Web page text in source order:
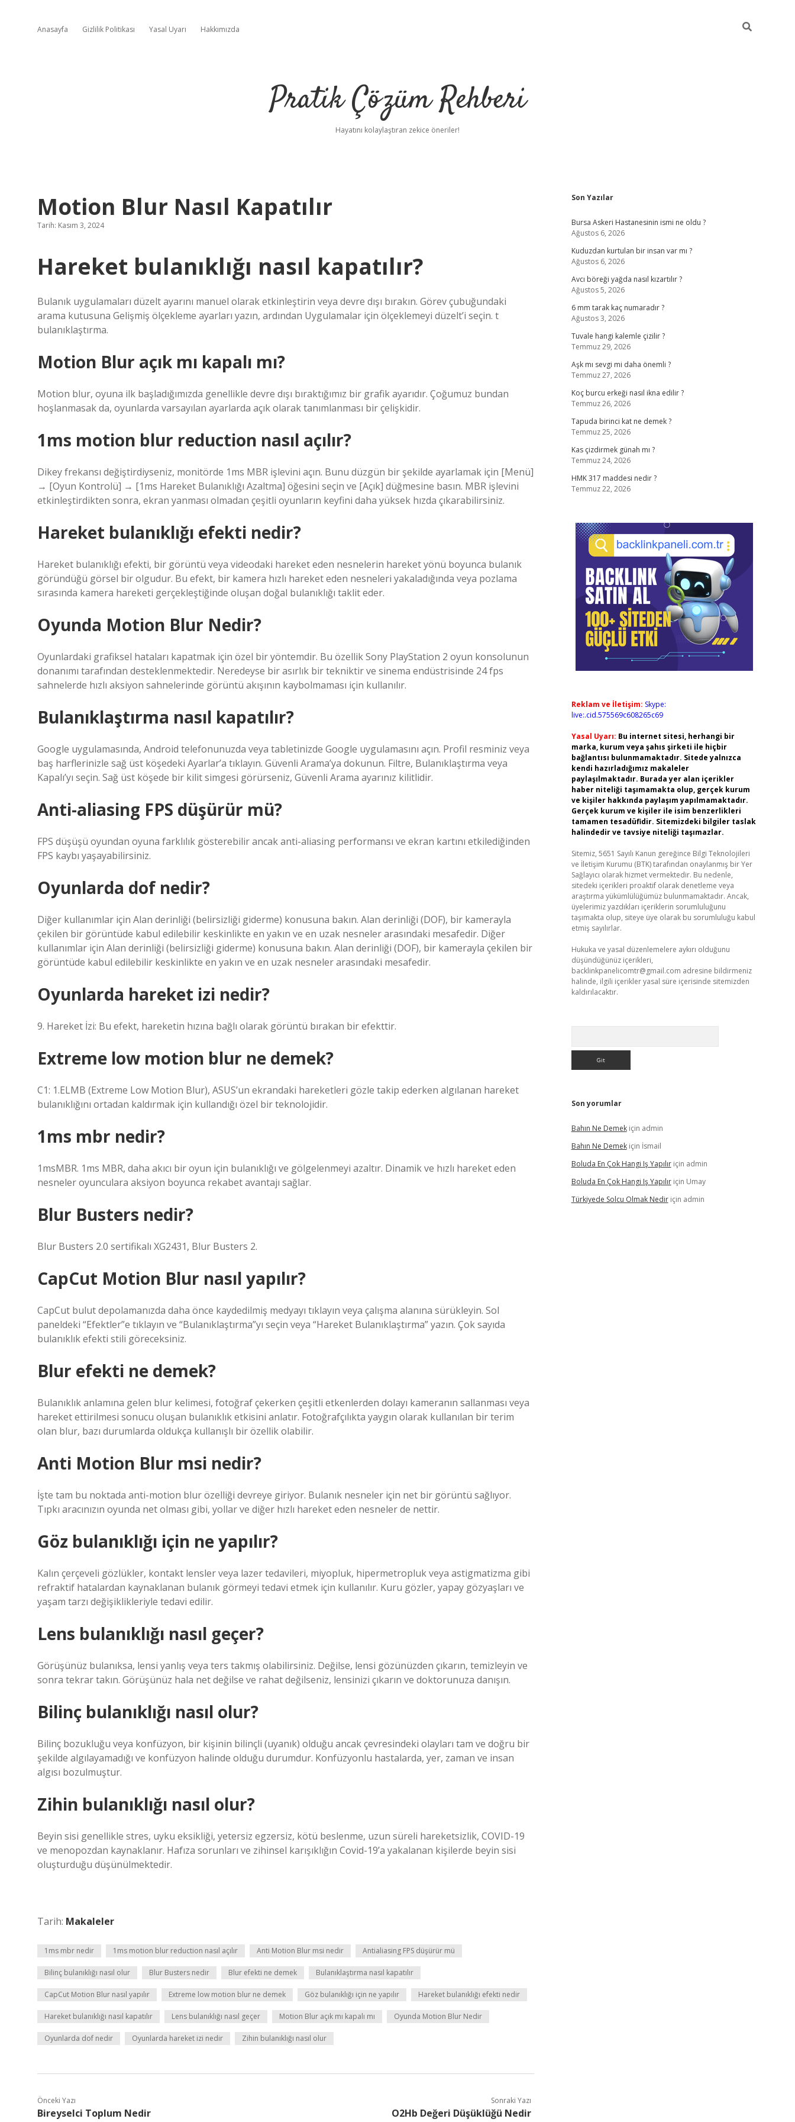
Anasayfa Gizlilik Politikası Yasal Uyarı Hakkımızda
Pratik Çözüm Rehberi
Hayatını kolaylaştıran zekice öneriler!
Motion Blur Nasıl Kapatılır
Tarih: Kasım 3, 2024
Hareket bulanıklığı nasıl kapatılır?
Bulanık uygulamaları düzelt ayarını manuel olarak etkinleştirin veya devre dışı bırakın. Görev çubuğundaki
arama kutusuna Gelişmiş ölçekleme ayarları yazın, ardından Uygulamalar için ölçeklemeyi düzelt’i seçin. t
bulanıklaştırma.
Motion Blur açık mı kapalı mı?
Motion blur, oyuna ilk başladığımızda genellikle devre dışı bıraktığımız bir grafik ayarıdır. Çoğumuz bundan
hoşlanmasak da, oyunlarda varsayılan ayarlarda açık olarak tanımlanması bir çelişkidir.
1ms motion blur reduction nasıl açılır?
Dikey frekansı değiştirdiyseniz, monitörde 1ms MBR işlevini açın. Bunu düzgün bir şekilde ayarlamak için [Menü]
→ [Oyun Kontrolü] → [1ms Hareket Bulanıklığı Azaltma] öğesini seçin ve [Açık] düğmesine basın. MBR işlevini
etkinleştirdikten sonra, ekran yanması olmadan çeşitli oyunların keyfini daha yüksek hızda çıkarabilirsiniz.
Hareket bulanıklığı efekti nedir?
Hareket bulanıklığı efekti, bir görüntü veya videodaki hareket eden nesnelerin hareket yönü boyunca bulanık
göründüğü görsel bir olgudur. Bu efekt, bir kamera hızlı hareket eden nesneleri yakaladığında veya pozlama
sırasında kamera hareketi gerçekleştiğinde oluşan doğal bulanıklığı taklit eder.
Oyunda Motion Blur Nedir?
Oyunlardaki grafiksel hataları kapatmak için özel bir yöntemdir. Bu özellik Sony PlayStation 2 oyun konsolunun
donanımı tarafından desteklenmektedir. Neredeyse bir asırlık bir tekniktir ve sinema endüstrisinde 24 fps
sahnelerde hızlı aksiyon sahnelerinde görüntü akışının kaybolmaması için kullanılır.
Bulanıklaştırma nasıl kapatılır?
Google uygulamasında, Android telefonunuzda veya tabletinizde Google uygulamasını açın. Profil resminiz veya
baş harflerinizle sağ üst köşedeki Ayarlar’a tıklayın. Güvenli Arama’ya dokunun. Filtre, Bulanıklaştırma veya
Kapalı’yı seçin. Sağ üst köşede bir kilit simgesi görürseniz, Güvenli Arama ayarınız kilitlidir.
Anti-aliasing FPS düşürür mü?
FPS düşüşü oyundan oyuna farklılık gösterebilir ancak anti-aliasing performansı ve ekran kartını etkilediğinden
FPS kaybı yaşayabilirsiniz.
Oyunlarda dof nedir?
Diğer kullanımlar için Alan derinliği (belirsizliği giderme) konusuna bakın. Alan derinliği (DOF), bir kamerayla
çekilen bir görüntüde kabul edilebilir keskinlikte en yakın ve en uzak nesneler arasındaki mesafedir. Diğer
kullanımlar için Alan derinliği (belirsizliği giderme) konusuna bakın. Alan derinliği (DOF), bir kamerayla çekilen bir
görüntüde kabul edilebilir keskinlikte en yakın ve en uzak nesneler arasındaki mesafedir.
Oyunlarda hareket izi nedir?
9. Hareket İzi: Bu efekt, hareketin hızına bağlı olarak görüntü bırakan bir efekttir.
Extreme low motion blur ne demek?
C1: 1.ELMB (Extreme Low Motion Blur), ASUS’un ekrandaki hareketleri gözle takip ederken algılanan hareket
bulanıklığını ortadan kaldırmak için kullandığı özel bir teknolojidir.
1ms mbr nedir?
1msMBR. 1ms MBR, daha akıcı bir oyun için bulanıklığı ve gölgelenmeyi azaltır. Dinamik ve hızlı hareket eden
nesneler oyunculara aksiyon boyunca rekabet avantajı sağlar.
Blur Busters nedir?
Blur Busters 2.0 sertifikalı XG2431, Blur Busters 2.
CapCut Motion Blur nasıl yapılır?
CapCut bulut depolamanızda daha önce kaydedilmiş medyayı tıklayın veya çalışma alanına sürükleyin. Sol
paneldeki “Efektler”e tıklayın ve “Bulanıklaştırma”yı seçin veya “Hareket Bulanıklaştırma” yazın. Çok sayıda
bulanıklık efekti stili göreceksiniz.
Blur efekti ne demek?
Bulanıklık anlamına gelen blur kelimesi, fotoğraf çekerken çeşitli etkenlerden dolayı kameranın sallanması veya
hareket ettirilmesi sonucu oluşan bulanıklık etkisini anlatır. Fotoğrafçılıkta yaygın olarak kullanılan bir terim
olan blur, bazı durumlarda oldukça kullanışlı bir özellik olabilir.
Anti Motion Blur msi nedir?
İşte tam bu noktada anti-motion blur özelliği devreye giriyor. Bulanık nesneler için net bir görüntü sağlıyor.
Tıpkı aracınızın oyunda net olması gibi, yollar ve diğer hızlı hareket eden nesneler de nettir.
Göz bulanıklığı için ne yapılır?
Kalın çerçeveli gözlükler, kontakt lensler veya lazer tedavileri, miyopluk, hipermetropluk veya astigmatizma gibi
refraktif hatalardan kaynaklanan bulanık görmeyi tedavi etmek için kullanılır. Kuru gözler, yapay gözyaşları ve
yaşam tarzı değişiklikleriyle tedavi edilir.
Lens bulanıklığı nasıl geçer?
Görüşünüz bulanıksa, lensi yanlış veya ters takmış olabilirsiniz. Değilse, lensi gözünüzden çıkarın, temizleyin ve
sonra tekrar takın. Görüşünüz hala net değilse ve rahat değilseniz, lensinizi çıkarın ve doktorunuza danışın.
Bilinç bulanıklığı nasıl olur?
Bilinç bozukluğu veya konfüzyon, bir kişinin bilinçli (uyanık) olduğu ancak çevresindeki olayları tam ve doğru bir
şekilde algılayamadığı ve konfüzyon halinde olduğu durumdur. Konfüzyonlu hastalarda, yer, zaman ve insan
algısı bozulmuştur.
Zihin bulanıklığı nasıl olur?
Beyin sisi genellikle stres, uyku eksikliği, yetersiz egzersiz, kötü beslenme, uzun süreli hareketsizlik, COVID-19
ve menopozdan kaynaklanır. Hafıza sorunları ve zihinsel karışıklığın Covid-19’a yakalanan kişilerde beyin sisi
oluşturduğu düşünülmektedir.
Tarih: Makaleler
1ms mbr nedir 1ms motion blur reduction nasıl açılır Anti Motion Blur msi nedir Antialiasing FPS düşürür mü
Bilinç bulanıklığı nasıl olur Blur Busters nedir Blur efekti ne demek Bulanıklaştırma nasıl kapatılır
CapCut Motion Blur nasıl yapılır Extreme low motion blur ne demek Göz bulanıklığı için ne yapılır Hareket bulanıklığı efekti nedir
Hareket bulanıklığı nasıl kapatılır Lens bulanıklığı nasıl geçer Motion Blur açık mı kapalı mı Oyunda Motion Blur Nedir
Oyunlarda dof nedir Oyunlarda hareket izi nedir Zihin bulanıklığı nasıl olur
Önceki Yazı
Bireyselci Toplum Nedir
Sonraki Yazı
O2Hb Değeri Düşüklüğü Nedir
Sidebar
Son Yazılar
Bursa Askeri Hastanesinin ismi ne oldu ?
Ağustos 6, 2026
Kuduzdan kurtulan bir insan var mı ?
Ağustos 6, 2026
Avcı böreği yağda nasıl kızartılır ?
Ağustos 5, 2026
6 mm tarak kaç numaradır ?
Ağustos 3, 2026
Tuvale hangi kalemle çizilir ?
Temmuz 29, 2026
Aşk mı sevgi mi daha önemli ?
Temmuz 27, 2026
Koç burcu erkeği nasıl ikna edilir ?
Temmuz 26, 2026
Tapuda birinci kat ne demek ?
Temmuz 25, 2026
Kas çizdirmek günah mı ?
Temmuz 24, 2026
HMK 317 maddesi nedir ?
Temmuz 22, 2026
Reklam ve İletişim: Skype:
live:.cid.575569c608265c69
Yasal Uyarı: Bu internet sitesi, herhangi bir
marka, kurum veya şahıs şirketi ile hiçbir
bağlantısı bulunmamaktadır. Sitede yalnızca
kendi hazırladığımız makaleler
paylaşılmaktadır. Burada yer alan içerikler
haber niteliği taşımamakta olup, gerçek kurum
ve kişiler hakkında paylaşım yapılmamaktadır.
Gerçek kurum ve kişiler ile isim benzerlikleri
tamamen tesadüfidir. Sitemizdeki bilgiler taslak
halindedir ve tavsiye niteliği taşımazlar.
Sitemiz, 5651 Sayılı Kanun gereğince Bilgi Teknolojileri
ve İletişim Kurumu (BTK) tarafından onaylanmış bir Yer
Sağlayıcı olarak hizmet vermektedir. Bu nedenle,
sitedeki içerikleri proaktif olarak denetleme veya
araştırma yükümlülüğümüz bulunmamaktadır. Ancak,
üyelerimiz yazdıkları içeriklerin sorumluluğunu
taşımakta olup, siteye üye olarak bu sorumluluğu kabul
etmiş sayılırlar.
Hukuka ve yasal düzenlemelere aykırı olduğunu
düşündüğünüz içerikleri,
backlinkpanelicomtr@gmail.com adresine bildirmeniz
halinde, ilgili içerikler yasal süre içerisinde sitemizden
kaldırılacaktır.
Son yorumlar
Bahın Ne Demekiçin admin
Bahın Ne Demekiçin İsmail
Boluda En Çok Hangi Iş Yapılıriçin admin
Boluda En Çok Hangi Iş Yapılıriçin Umay
Türkiyede Solcu Olmak Nediriçin admin